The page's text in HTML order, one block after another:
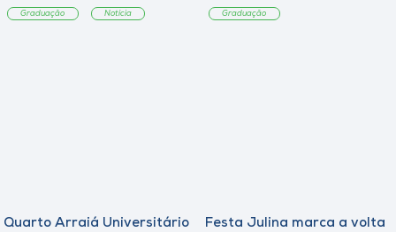
Graduação Notícia Graduação
Quarto Arraiá Universitário
Festa Julina marca a volta